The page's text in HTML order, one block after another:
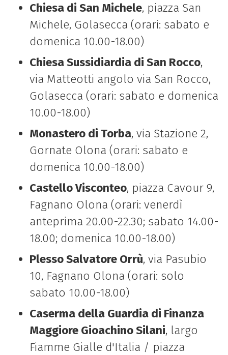
Chiesa di San Michele, piazza San
Michele, Golasecca (orari: sabato e
domenica 10.00-18.00)
Chiesa Sussidiardia di San Rocco,
via Matteotti angolo via San Rocco,
Golasecca (orari: sabato e domenica
10.00-18.00)
Monastero di Torba, via Stazione 2,
Gornate Olona (orari: sabato e
domenica 10.00-18.00)
Castello Visconteo, piazza Cavour 9,
Fagnano Olona (orari: venerdì
anteprima 20.00-22.30; sabato 14.00-
18.00; domenica 10.00-18.00)
Plesso Salvatore Orrù, via Pasubio
10, Fagnano Olona (orari: solo
sabato 10.00-18.00)
Caserma della Guardia di Finanza
Maggiore Gioachino Silani, largo
Fiamme Gialle d'Italia / piazza